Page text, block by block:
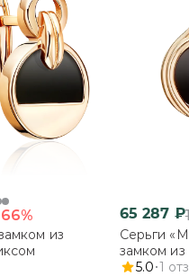
из
65 287 ₽
Серьги
замком из
5.0 1